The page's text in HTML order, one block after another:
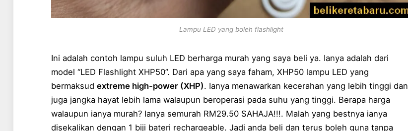
Lampu LED yang boleh flashlight
Ini adalah contoh lampu suluh LED berharga murah yang saya beli ya. Ianya adalah dari
model “LED Flashlight XHP50”. Dari apa yang saya faham, XHP50 lampu LED yang
bermaksud extreme high-power (XHP). Ianya menawarkan kecerahan yang lebih tinggi dan
juga jangka hayat lebih lama walaupun beroperasi pada suhu yang tinggi. Berapa harga
walaupun ianya murah? Ianya semurah RM29.50 SAHAJA!!!. Malah yang bestnya ianya
disekalikan dengan 1 biji bateri rechargeable. Jadi anda beli dan terus boleh guna tanpa